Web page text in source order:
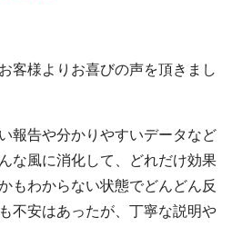
客様よりお喜びの声を頂きまし
報告や分かりやすいデータなど
な風に消化して、どれだけ効果
もわからない状態でどんどん反
不安はあったが、丁寧な説明や